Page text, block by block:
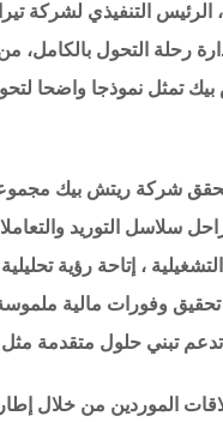
الرئيس التنفيذي لشركة
رحلة التحول بالكامل،
بيك تمثل نموذجا واضحا
شركة ريتش بيك مجموعة
سلاسل التوريد
، إتاحة رؤية
وفورات مالية ملموسة
تدعم تبني حلول متقدمة
الموردين من خلال